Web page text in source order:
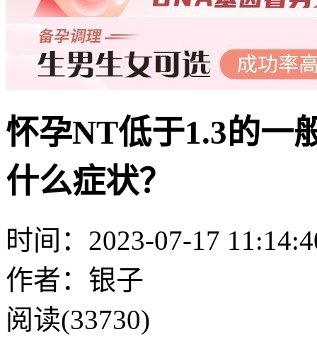
怀孕NT低于1.3的一
什么症状？
时间：2023-07-17
作者：银子
阅读(33730)